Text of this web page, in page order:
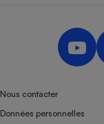
Nous contacter
Données personnelles